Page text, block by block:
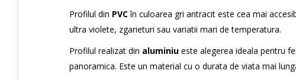
Profilul din PVCîn culoarea gri antracit este cea mai
ultra violete, zgarieturi sau variatii mari de temperatura.
Profilul realizat din aluminiu este alegerea ideala pentru
panoramica. Este un material cu o durata de viata mai